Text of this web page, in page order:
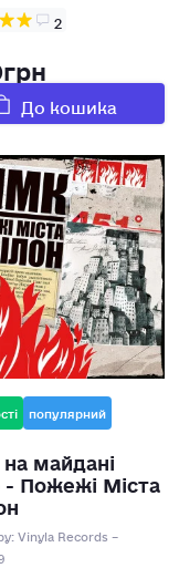
2
До кошика
популярний
майданi
- Пожежі Міста
Vinyla Records –